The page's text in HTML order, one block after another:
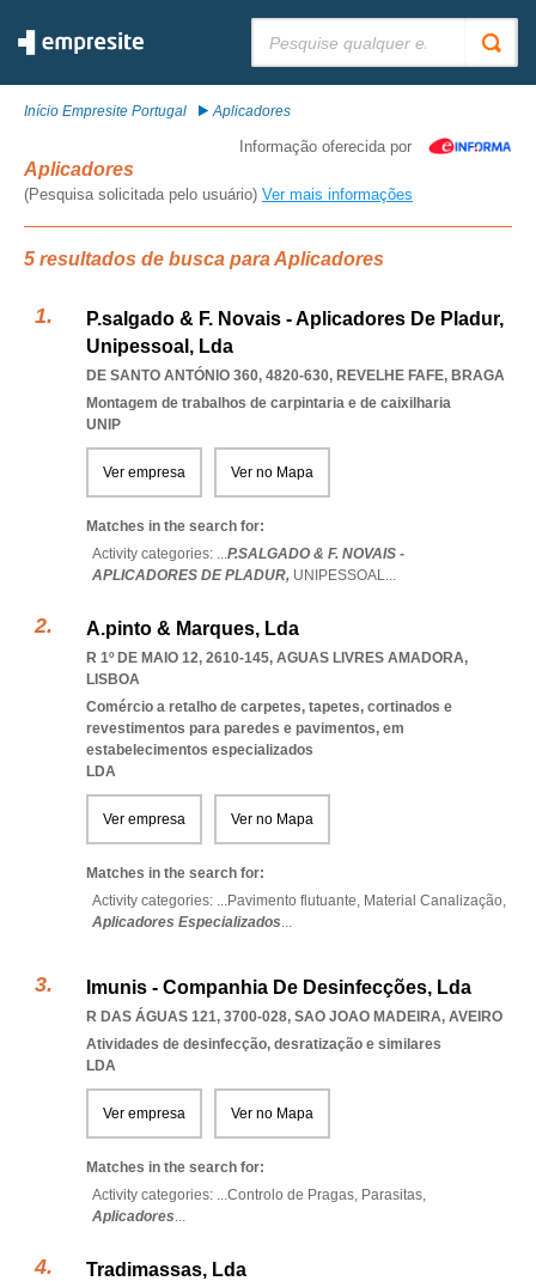
Início Empresite Portugal Aplicadores
Informação oferecida por
Aplicadores
(Pesquisa solicitada pelo usuário) Ver mais informações
5 resultados de busca para Aplicadores
P.salgado & F. Novais - Aplicadores De Pladur,
Unipessoal, Lda
DE SANTO ANTÓNIO 360, 4820-630, REVELHE FAFE, BRAGA
Montagem de trabalhos de carpintaria e de caixilharia
UNIP
Ver empresa Ver no Mapa
Matches in the search for:
Activity categories: ...P.SALGADO & F. NOVAIS -
APLICADORES DE PLADUR, UNIPESSOAL...
A.pinto & Marques, Lda
R 1º DE MAIO 12, 2610-145, AGUAS LIVRES AMADORA,
LISBOA
Comércio a retalho de carpetes, tapetes, cortinados e
revestimentos para paredes e pavimentos, em
estabelecimentos especializados
LDA
Ver empresa Ver no Mapa
Matches in the search for:
Activity categories: ...Pavimento flutuante, Material Canalização,
Aplicadores Especializados...
Imunis - Companhia De Desinfecções, Lda
R DAS ÁGUAS 121, 3700-028, SAO JOAO MADEIRA, AVEIRO
Atividades de desinfecção, desratização e similares
LDA
Ver empresa Ver no Mapa
Matches in the search for:
Activity categories: ...Controlo de Pragas, Parasitas,
Aplicadores...
Tradimassas, Lda